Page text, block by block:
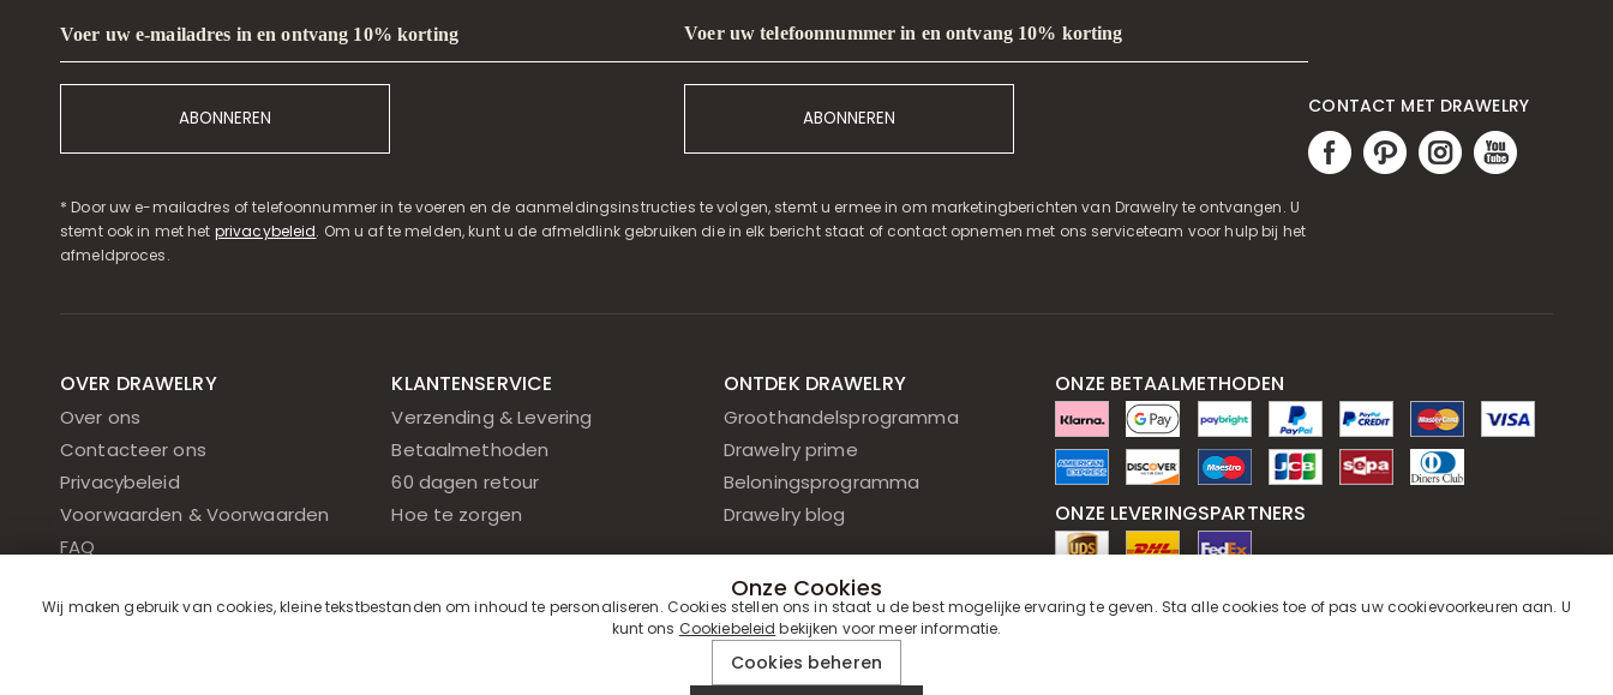
Voer uw e-mailadres in en ontvang 10% korting
ABONNEREN
Voer uw telefoonnummer in en ontvang 10% korting
ABONNEREN
* Door uw e-mailadres of telefoonnummer in te voeren en de aanmeldingsinstructies te volgen, stemt u ermee in om marketingberichten van Drawelry te ontvangen. U
stemt ook in met het privacybeleid. Om u af te melden, kunt u de afmeldlink gebruiken die in elk bericht staat of contact opnemen met ons serviceteam voor hulp bij het
afmeldproces.
CONTACT MET DRAWELRY
OVER DRAWELRY
Over ons
Contacteer ons
Privacybeleid
Voorwaarden & Voorwaarden
FAQ
KLANTENSERVICE
Verzending & Levering
Betaalmethoden
60 dagen retour
Hoe te zorgen
ONTDEK DRAWELRY
Groothandelsprogramma
Drawelry prime
Beloningsprogramma
Drawelry blog
ONZE BETAALMETHODEN
ONZE LEVERINGSPARTNERS
ONZE SERVICEGARANTIE
Onze Cookies
Wij maken gebruik van cookies, kleine tekstbestanden om inhoud te personaliseren. Cookies stellen ons in staat u de best mogelijke ervaring te geven. Sta alle cookies toe of pas uw cookievoorkeuren aan. U
kunt ons Cookiebeleid bekijken voor meer informatie.
Cookies beheren